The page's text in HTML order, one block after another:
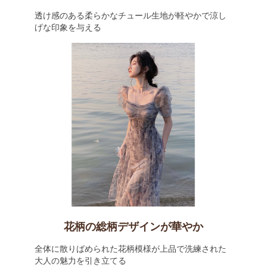
透け感のある柔らかなチュール生地が軽やかで涼し
げな印象を与える
花柄の総柄デザインが華やか
全体に散りばめられた花柄模様が上品で洗練された
大人の魅力を引き立てる